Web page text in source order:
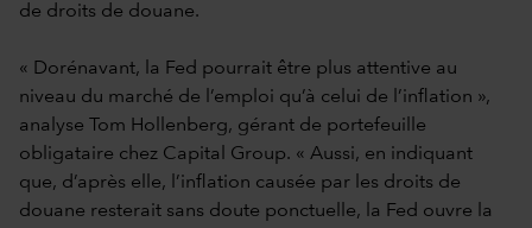
de droits de douane.
« Dorénavant, la Fed pourrait être plus attentive au
niveau du marché de l’emploi qu’à celui de l’inflation »,
analyse Tom Hollenberg, gérant de portefeuille
obligataire chez Capital Group. « Aussi, en indiquant
que, d’après elle, l’inflation causée par les droits de
douane resterait sans doute ponctuelle, la Fed ouvre la